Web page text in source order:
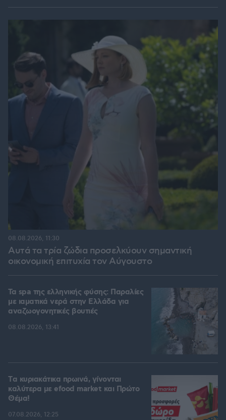
Αυτά τα τρία ζώδια προσελκύουν σημαντική
οικονομική επιτυχία τον Αύγουστο
08.08.2026, 11:30
Τα spa της ελληνικής φύσης: Παραλίες
με ιαματικά νερά στην Ελλάδα για
αναζωογονητικές βουτιές
08.08.2026, 13:41
Tα κυριακάτικα πρωινά, γίνονται
καλύτερα με efood market και Πρώτο
Θέμα!
07.08.2026, 12:25